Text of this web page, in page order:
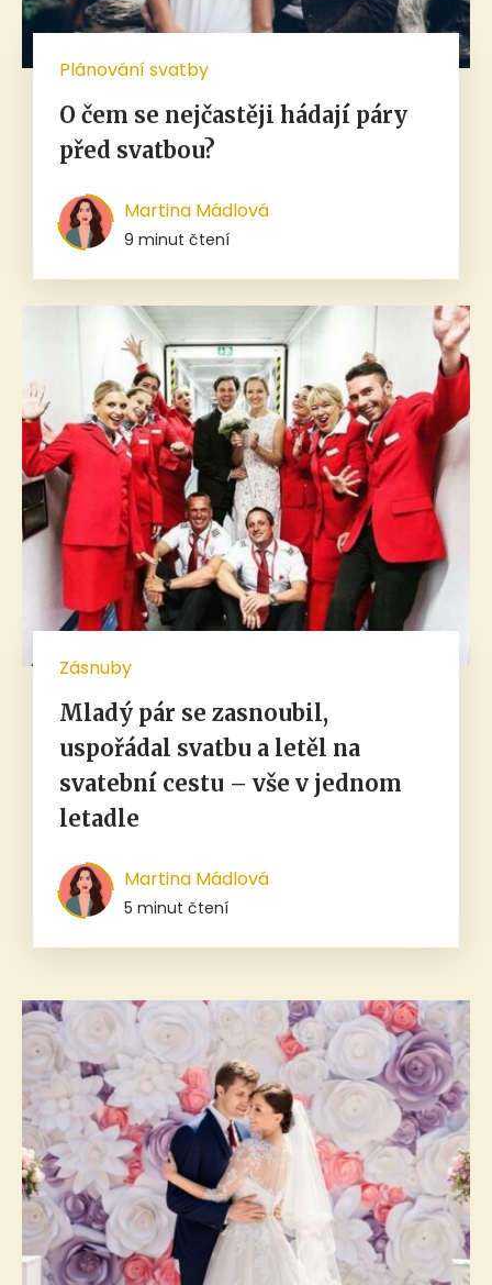
Plánování svatby
O čem se nejčastěji hádají páry
před svatbou?
Martina Mádlová
9 minut čtení
Zásnuby
Mladý pár se zasnoubil,
uspořádal svatbu a letěl na
svatební cestu – vše v jednom
letadle
Martina Mádlová
5 minut čtení